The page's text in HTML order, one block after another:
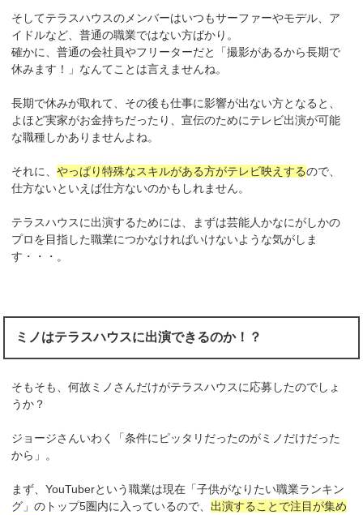
そしてテラスハウスのメンバーはいつもサーファーやモデル、ア
イドルなど、普通の職業ではない方ばかり。
確かに、普通の会社員やフリーターだと「撮影があるから長期で
休みます！」なんてことは言えませんね。
長期で休みが取れて、その後も仕事に影響が出ない方となると、
よほど実家がお金持ちだったり、宣伝のためにテレビ出演が可能
な職種しかありませんよね。
それに、やっぱり特殊なスキルがある方がテレビ映えするので、
仕方ないといえば仕方ないのかもしれません。
テラスハウスに出演するためには、まずは芸能人かなにがしかの
プロを目指した職業につかなければいけないような気がしま
す・・・。
ミノはテラスハウスに出演できるのか！？
そもそも、何故ミノさんだけがテラスハウスに応募したのでしょ
うか？
ジョージさんいわく「条件にピッタリだったのがミノだけだった
から」。
まず、YouTuberという職業は現在「子供がなりたい職業ランキン
グ」のトップ5圏内に入っているので、 出演することで注目が集め